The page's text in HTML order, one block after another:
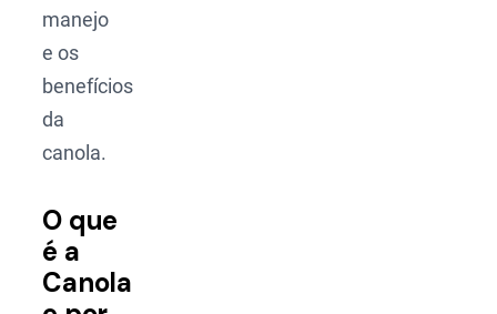
manejo
e os
benefícios
da
canola.
O que
é a
Canola